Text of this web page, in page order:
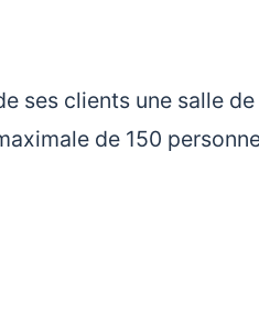
ses clients une salle
de 150